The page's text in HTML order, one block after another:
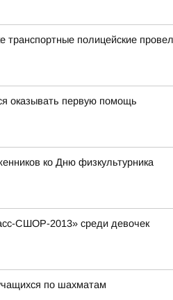
транспортные полицейские
оказывать первую помощь
ко Дню физкультурника
СШОР-2013» среди девочек
по шахматам